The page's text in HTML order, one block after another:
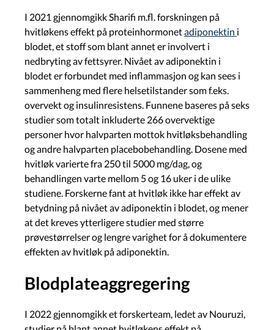
I 2021 gjennomgikk Sharifi m.fl. forskningen på
hvitløkens effekt på proteinhormonetadiponektin i
blodet, et stoff som blant annet er involvert i
nedbryting av fettsyrer. Nivået av adiponektin i
blodet er forbundet med inflammasjon og kan sees i
sammenheng med flere helsetilstander som f.eks.
overvekt og insulinresistens. Funnene baseres på seks
studier som totalt inkluderte 266 overvektige
personer hvor halvparten mottok hvitløksbehandling
og andre halvparten placebobehandling. Dosene med
hvitløk varierte fra 250 til 5000 mg/dag, og
behandlingen varte mellom 5 og 16 uker i de ulike
studiene. Forskerne fant at hvitløk ikke har effekt av
betydning på nivået av adiponektin i blodet, og mener
at det kreves ytterligere studier med større
prøvestørrelser og lengre varighet for å dokumentere
effekten av hvitløk på adiponektin.
Blodplateaggregering
I 2022 gjennomgikk et forskerteam, ledet av Nouruzi,